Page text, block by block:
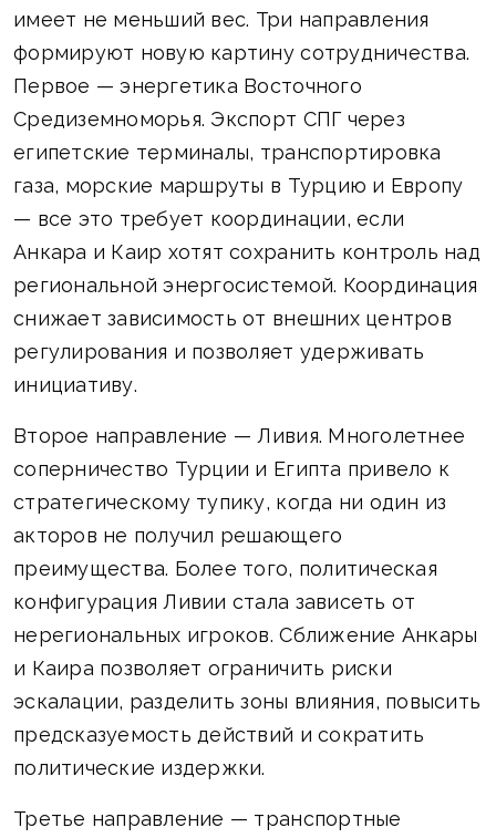
имеет не меньший вес. Три направления
формируют новую картину сотрудничества.
Первое — энергетика Восточного
Средиземноморья. Экспорт СПГ через
египетские терминалы, транспортировка
газа, морские маршруты в Турцию и Европу
— все это требует координации, если
Анкара и Каир хотят сохранить контроль над
региональной энергосистемой. Координация
снижает зависимость от внешних центров
регулирования и позволяет удерживать
инициативу.
Второе направление — Ливия. Многолетнее
соперничество Турции и Египта привело к
стратегическому тупику, когда ни один из
акторов не получил решающего
преимущества. Более того, политическая
конфигурация Ливии стала зависеть от
нерегиональных игроков. Сближение Анкары
и Каира позволяет ограничить риски
эскалации, разделить зоны влияния, повысить
предсказуемость действий и сократить
политические издержки.
Третье направление — транспортные